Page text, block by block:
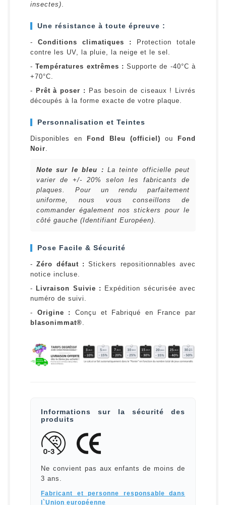
insectes).
Une résistance à toute épreuve :
- Conditions climatiques :
Protection totale
contre les UV, la pluie, la neige et le sel.
-Températures extrêmes : Supporte de -40°C à
+70°C.
- Prêt à poser :
Pas besoin de ciseaux ! Livrés
découpés à la forme exacte de votre plaque.
Personnalisation et Teintes
Disponibles en Fond Bleu (officiel) ou
Fond
Noir.
Note sur le bleu : La teinte officielle peut
varier de +/- 20% selon les fabricants de
plaques. Pour un rendu parfaitement
uniforme, nous vous conseillons de
commander également nos stickers pour le
côté gauche (Identifiant Européen).
Pose Facile & Sécurité
-Zéro défaut : Stickers repositionnables avec
notice incluse.
- Livraison Suivie :
Expédition sécurisée avec
numéro de suivi.
- Origine :
Conçu et Fabriqué en France par
blasonimmat®.
Informations sur la sécurité des
produits
Ne convient pas aux enfants de moins de
3 ans.
Fabricant et personne responsable dans
l`Union européenne